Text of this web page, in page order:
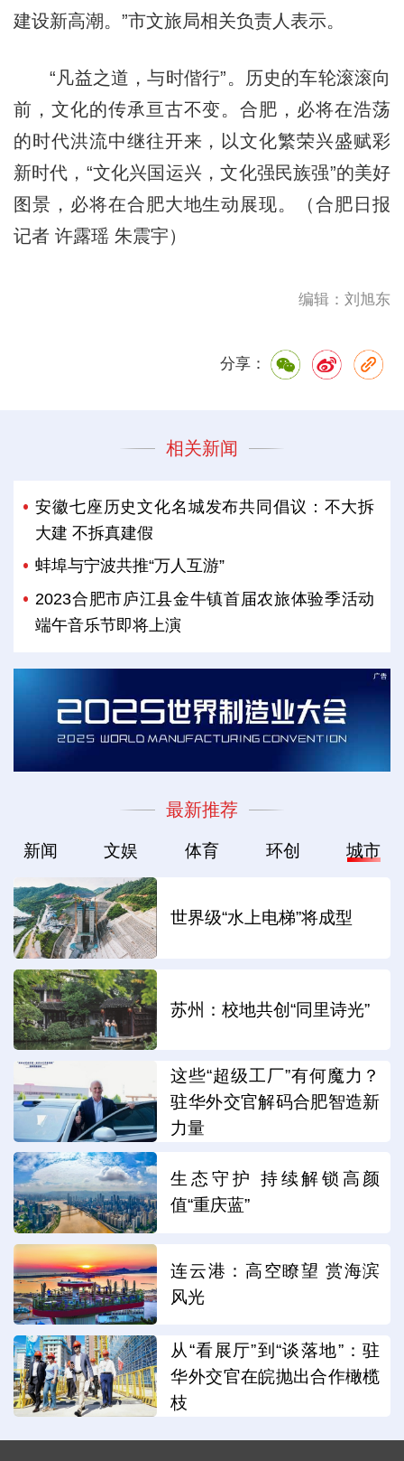
建设新高潮。”市文旅局相关负责人表示。
“凡益之道，与时偕行”。历史的车轮滚滚向
前，文化的传承亘古不变。合肥，必将在浩荡
的时代洪流中继往开来，以文化繁荣兴盛赋彩
新时代，“文化兴国运兴，文化强民族强”的美好
图景，必将在合肥大地生动展现。（合肥日报
记者 许露瑶 朱震宇）
编辑：刘旭东
分享：
相关新闻
安徽七座历史文化名城发布共同倡议：不大拆
大建 不拆真建假
蚌埠与宁波共推“万人互游”
2023合肥市庐江县金牛镇首届农旅体验季活动
端午音乐节即将上演
最新推荐
新闻 文娱 体育 环创 城市
世界级“水上电梯”将成型
苏州：校地共创“同里诗光”
这些“超级工厂”有何魔力？
驻华外交官解码合肥智造新
力量
生态守护 持续解锁高颜
值“重庆蓝”
连云港：高空瞭望 赏海滨
风光
从“看展厅”到“谈落地”：驻
华外交官在皖抛出合作橄榄
枝